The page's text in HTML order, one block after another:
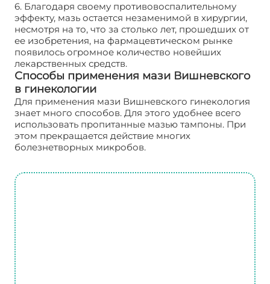
6. Благодаря своему противовоспалительному
эффекту, мазь остается незаменимой в хирургии,
несмотря на то, что за столько лет, прошедших от
ее изобретения, на фармацевтическом рынке
появилось огромное количество новейших
лекарственных средств.
Способы применения мази Вишневского
в гинекологии
Для применения мази Вишневского гинекология
знает много способов. Для этого удобнее всего
использовать пропитанные мазью тампоны. При
этом прекращается действие многих
болезнетворных микробов.